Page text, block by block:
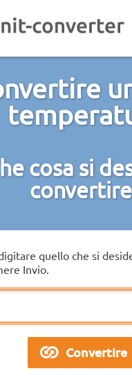
cosa si
quello che si
Invio.